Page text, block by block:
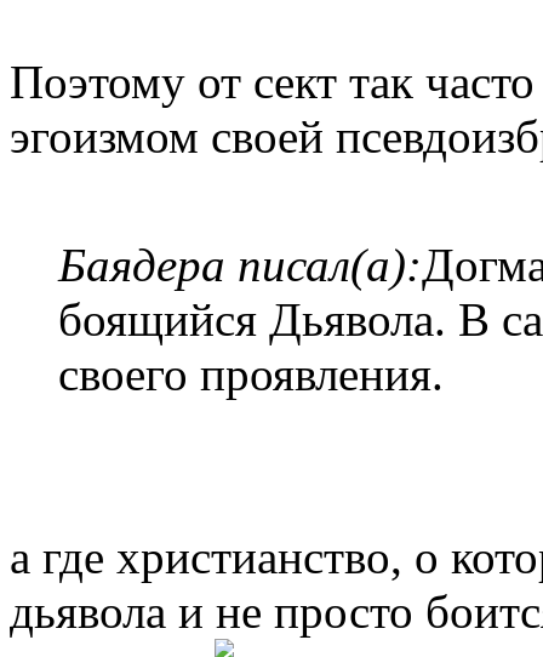
Поэтому от сект так
эгоизмом своей
Баядера писал(а):
боящийся Дьявола. В
своего проявления.
а где христианство, о
дьявола и не просто